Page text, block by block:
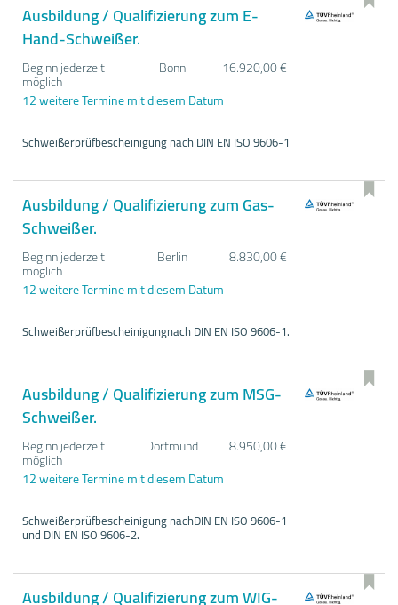
Ausbildung / Qualifizierung zum E-
Hand-Schweißer.
Beginn jederzeit
möglich
Bonn
16.920,00 €
12 weitere Termine mit diesem Datum
Schweißerprüfbescheinigung nach DIN EN ISO 9606-1
Ausbildung / Qualifizierung zum Gas-
Schweißer.
Beginn jederzeit
möglich
Berlin
8.830,00 €
12 weitere Termine mit diesem Datum
Schweißerprüfbescheinigungnach DIN EN ISO 9606-1.
Ausbildung / Qualifizierung zum MSG-
Schweißer.
Beginn jederzeit
möglich
Dortmund
8.950,00 €
12 weitere Termine mit diesem Datum
Schweißerprüfbescheinigung nachDIN EN ISO 9606-1
und DIN EN ISO 9606-2.
Ausbildung / Qualifizierung zum WIG-